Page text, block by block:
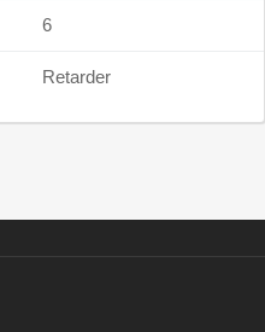
6
Retarder